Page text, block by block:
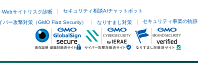
Webサイトリスク診断 セキュリティ相談AIチャットボット
バー攻撃対策（GMO Flatt Security） なりすまし対策 セキュリティ事業の軌跡